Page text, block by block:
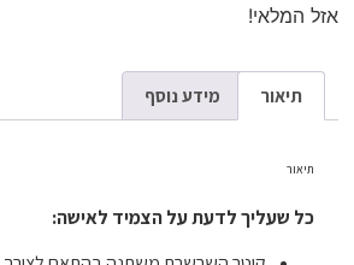
אזל המלאי!
תיאור מידע נוסף
תיאור
כל שעליך לדעת על הצמיד לאישה: